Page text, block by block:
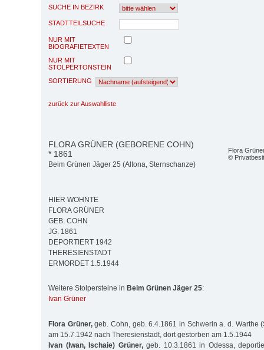
SUCHE IN BEZIRK
STADTTEILSUCHE
NUR MIT
BIOGRAFIETEXTEN
NUR MIT
STOLPERTONSTEIN
SORTIERUNG
zurück zur Auswahlliste
Flora
©
FLORA GRÜNER (GEBORENE COHN)
* 1861
Beim Grünen Jäger 25 (Altona, Sternschanze)
HIER WOHNTE
FLORA GRÜNER
GEB. COHN
JG. 1861
DEPORTIERT 1942
THERESIENSTADT
ERMORDET 1.5.1944
Weitere Stolpersteine in Beim Grünen Jäger 25:
Ivan Grüner
Flora Grüner,geb. Cohn, geb. 6.4.1861 in Schwerin a. d. Warthe
am 15.7.1942 nach Theresienstadt, dort gestorben am 1.5.1944
Ivan (Iwan, Ischaie) Grüner,geb. 10.3.1861 in Odessa,